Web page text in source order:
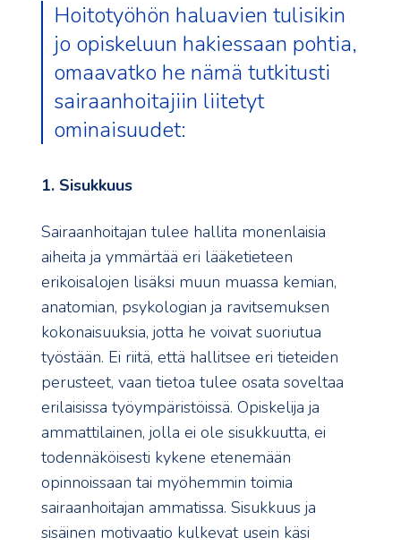
Hoitotyöhön haluavien tulisikin
jo opiskeluun hakiessaan pohtia,
omaavatko he nämä tutkitusti
sairaanhoitajiin liitetyt
ominaisuudet:
1. Sisukkuus
Sairaanhoitajan tulee hallita monenlaisia
aiheita ja ymmärtää eri lääketieteen
erikoisalojen lisäksi muun muassa kemian,
anatomian, psykologian ja ravitsemuksen
kokonaisuuksia, jotta he voivat suoriutua
työstään. Ei riitä, että hallitsee eri tieteiden
perusteet, vaan tietoa tulee osata soveltaa
erilaisissa työympäristöissä. Opiskelija ja
ammattilainen, jolla ei ole sisukkuutta, ei
todennäköisesti kykene etenemään
opinnoissaan tai myöhemmin toimia
sairaanhoitajan ammatissa. Sisukkuus ja
sisäinen motivaatio kulkevat usein käsi